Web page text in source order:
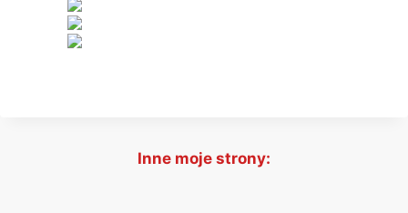
Inne moje strony: